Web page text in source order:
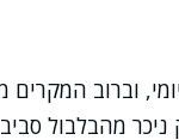
וברוב המקרים
מהבלבול